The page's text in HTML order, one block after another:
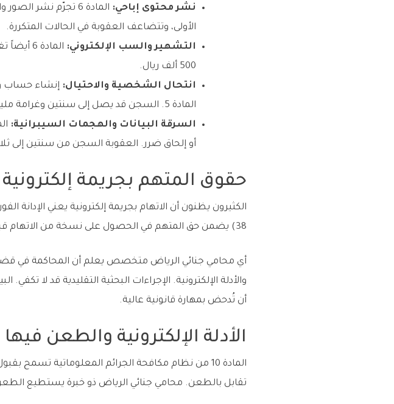
نشر محتوى إباحي:
المادة 6 تجرّم نشر
الأولى، وتتضاعف العقوبة في الحالات المتكررة.
التشهير والسب الإلكتروني:
500 ألف ريال.
انتحال الشخصية والاحتيال: إنشاء حساب
المادة 5. السجن قد يصل إلى سنتين وغرامة مليون ريال.
السرقة البيانات والهجمات السيبرانية:
أو إلحاق ضرر. العقوبة السجن من سنتين إلى
حقوق المتهم بجريمة
الكثيرون يظنون أن الاتهام بجريمة إلكترونية يعني الإدانة
38) يضمن حق المتهم في الحصول على نسخة من الاتهام قبل المحاكمة. كما يحق له التمثيل القانوني الفوري.
أي محامي جنائي الرياض متخصص يعلم أن المحاكمة في
أن تُدحض بمهارة قانونية عالية.
الأدلة الإلكترونية والطعن فيها
المادة 10 من نظام مكافحة الجرائم المعلوماتية تسمح
تقابل بالطعن. محامي جنائي الرياض ذو خبرة يستطيع